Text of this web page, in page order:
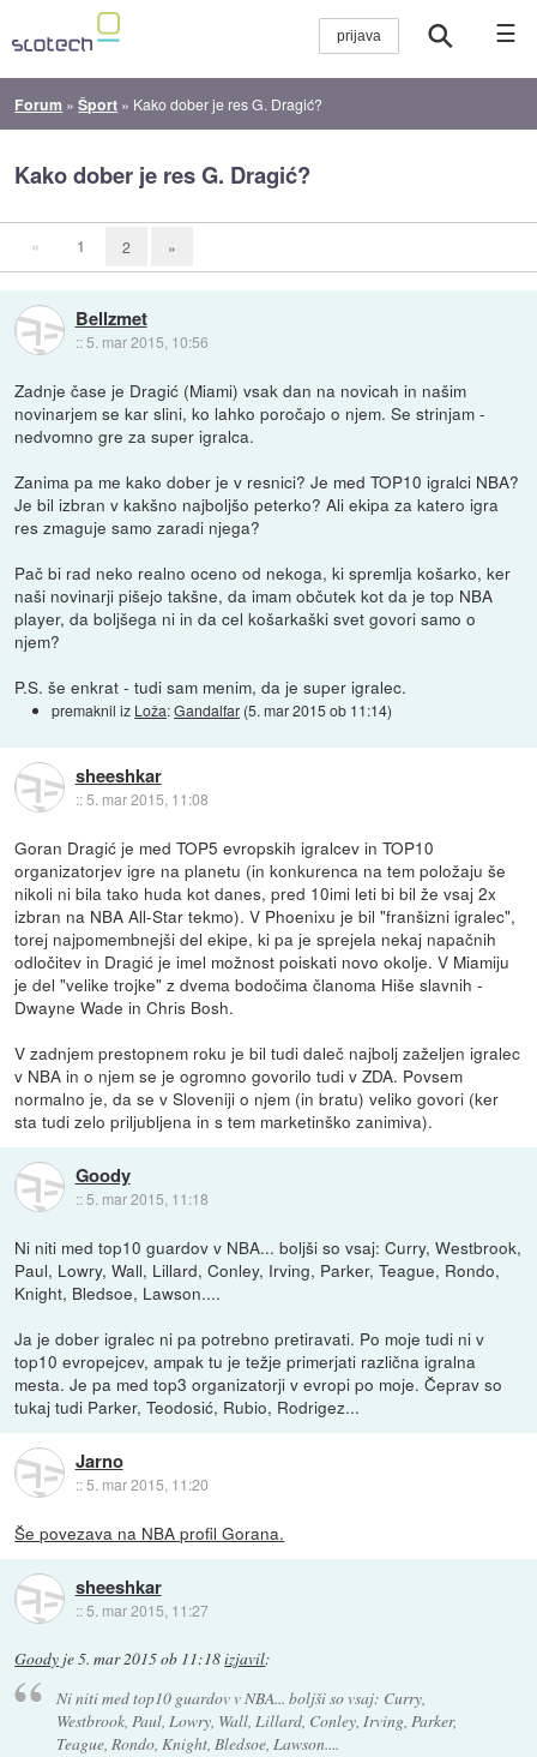
☰
Forum »Šport » Kako dober je res G. Dragić?
Kako dober je res G. Dragić?
« 1 2 »
Bellzmet
:: 5. mar 2015, 10:56
Zadnje čase je Dragić (Miami) vsak dan na novicah in našim
novinarjem se kar slini, ko lahko poročajo o njem. Se strinjam -
nedvomno gre za super igralca.
Zanima pa me kako dober je v resnici? Je med TOP10 igralci NBA?
Je bil izbran v kakšno najboljšo peterko? Ali ekipa za katero igra
res zmaguje samo zaradi njega?
Pač bi rad neko realno oceno od nekoga, ki spremlja košarko, ker
naši novinarji pišejo takšne, da imam občutek kot da je top NBA
player, da boljšega ni in da cel košarkaški svet govori samo o
njem?
P.S. še enkrat - tudi sam menim, da je super igralec.
premaknil iz Loža:Gandalfar (5. mar 2015 ob 11:14)
sheeshkar
::5. mar 2015, 11:08
Goran Dragić je med TOP5 evropskih igralcev in TOP10
organizatorjev igre na planetu (in konkurenca na tem položaju še
nikoli ni bila tako huda kot danes, pred 10imi leti bi bil že vsaj 2x
izbran na NBA All-Star tekmo). V Phoenixu je bil "franšizni igralec",
torej najpomembnejši del ekipe, ki pa je sprejela nekaj napačnih
odločitev in Dragić je imel možnost poiskati novo okolje. V Miamiju
je del "velike trojke" z dvema bodočima članoma Hiše slavnih -
Dwayne Wade in Chris Bosh.
V zadnjem prestopnem roku je bil tudi daleč najbolj zaželjen igralec
v NBA in o njem se je ogromno govorilo tudi v ZDA. Povsem
normalno je, da se v Sloveniji o njem (in bratu) veliko govori (ker
sta tudi zelo priljubljena in s tem marketinško zanimiva).
Goody
:: 5. mar 2015, 11:18
Ni niti med top10 guardov v NBA... boljši so vsaj: Curry, Westbrook,
Paul, Lowry, Wall, Lillard, Conley, Irving, Parker, Teague, Rondo,
Knight, Bledsoe, Lawson....
Ja je dober igralec ni pa potrebno pretiravati. Po moje tudi ni v
top10 evropejcev, ampak tu je težje primerjati različna igralna
mesta. Je pa med top3 organizatorji v evropi po moje. Čeprav so
tukaj tudi Parker, Teodosić, Rubio, Rodrigez...
Jarno
::5. mar 2015, 11:20
Še povezava na NBA profil Gorana.
sheeshkar
:: 5. mar 2015, 11:27
Goody je5. mar 2015 ob 11:18izjavil:
Ni niti med top10 guardov v NBA... boljši so vsaj: Curry,
Westbrook, Paul, Lowry, Wall, Lillard, Conley, Irving, Parker,
Teague, Rondo, Knight, Bledsoe, Lawson....